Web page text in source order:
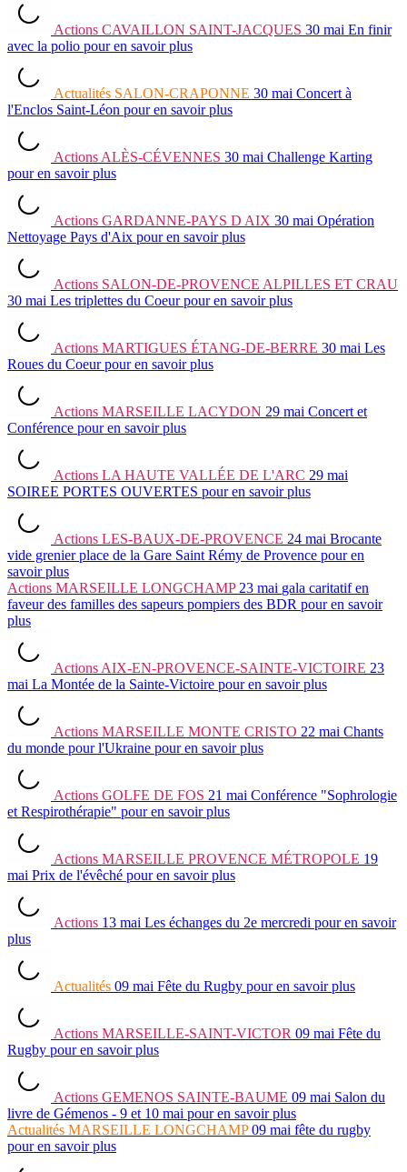
Actions CAVAILLON SAINT-JACQUES 30 mai En finir
avec la polio pour en savoir plus
Actualités SALON-CRAPONNE 30 mai Concert à
l'Enclos Saint-Léon pour en savoir plus
Actions ALÈS-CÉVENNES 30 mai Challenge Karting
pour en savoir plus
Actions GARDANNE-PAYS D AIX 30 mai Opération
Nettoyage Pays d'Aix pour en savoir plus
Actions SALON-DE-PROVENCE ALPILLES ET CRAU
30 mai Les triplettes du Coeur pour en savoir plus
Actions MARTIGUES ÉTANG-DE-BERRE 30 mai Les
Roues du Coeur pour en savoir plus
Actions MARSEILLE LACYDON 29 mai Concert et
Conférence pour en savoir plus
Actions LA HAUTE VALLÉE DE L'ARC 29 mai
SOIREE PORTES OUVERTES pour en savoir plus
Actions LES-BAUX-DE-PROVENCE 24 mai Brocante
vide grenier place de la Gare Saint Rémy de Provence pour en
savoir plus
Actions MARSEILLE LONGCHAMP 23 mai gala caritatif en
faveur des familles des sapeurs pompiers des BDR pour en savoir
plus
Actions AIX-EN-PROVENCE-SAINTE-VICTOIRE 23
mai La Montée de la Sainte-Victoire pour en savoir plus
Actions MARSEILLE MONTE CRISTO 22 mai Chants
du monde pour l'Ukraine pour en savoir plus
Actions GOLFE DE FOS 21 mai Conférence "Sophrologie
et Respirothérapie" pour en savoir plus
Actions MARSEILLE PROVENCE MÉTROPOLE 19
mai Prix de l'évêché pour en savoir plus
Actions 13 mai Les échanges du 2e mercredi pour en savoir
plus
Actualités 09 mai Fête du Rugby pour en savoir plus
Actions MARSEILLE-SAINT-VICTOR 09 mai Fête du
Rugby pour en savoir plus
Actions GEMENOS SAINTE-BAUME 09 mai Salon du
livre de Gémenos - 9 et 10 mai pour en savoir plus
Actualités MARSEILLE LONGCHAMP 09 mai fête du rugby
pour en savoir plus